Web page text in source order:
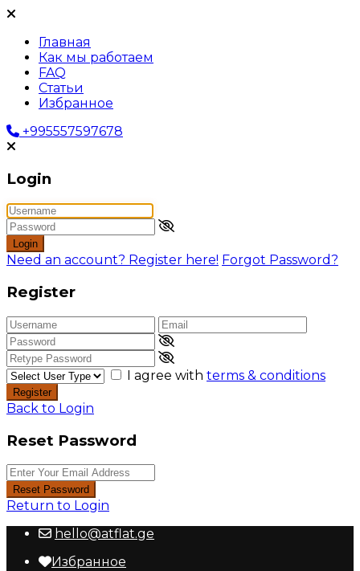
Главная
Как мы работаем
FAQ
Статьи
Избранное
+995557597678
Login
Login
Need an account? Register here! Forgot Password?
Register
I agree with terms & conditions
Register
Back to Login
Reset Password
Reset Password
Return to Login
hello@atflat.ge
Избранное